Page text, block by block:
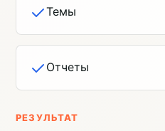
Темы
Отчеты
РЕЗУЛЬТАТ